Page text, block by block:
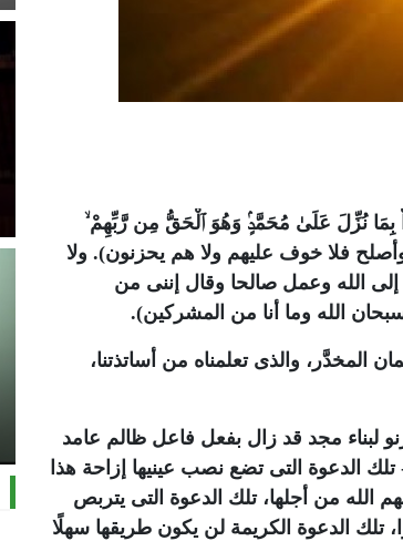
بِمَا نُزِّلَ عَلَىٰ مُحَمَّدٍۢ وَهُوَ ٱلْحَقُّ مِن رَّبِّهِمْ
فلا خوف عليهم ولا هم يحزنون). ولا
الله وعمل صالحا وقال إننى من
الله وما أنا من المشركين).
المخدَّر، والذى تعلمناه من أساتذتنا،
لبناء مجد قد زال بفعل فاعل ظالم عامد
الدعوة التى تضع نصب عينيها إزاحة هذا
الله من أجلها، تلك الدعوة التى يتربص
تلك الدعوة الكريمة لن يكون طريقها سهلًا